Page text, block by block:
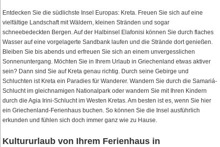
Entdecken Sie die südlichste Insel Europas: Kreta. Freuen Sie sich auf eine
vielfältige Landschaft mit Wäldern, kleinen Stränden und sogar
schneebedeckten Bergen. Auf der Halbinsel Elafonisi können Sie durch flaches
Wasser auf eine vorgelagerte Sandbank laufen und die Strände dort genießen.
Bleiben Sie bis abends und erfreuen Sie sich an einem unvergesslichen
Sonnenuntergang. Möchten Sie in Ihrem Urlaub in Griechenland etwas aktiver
sein? Dann sind Sie auf Kreta genau richtig. Durch seine Gebirge und
Schluchten ist Kreta ein Paradies für Wanderer. Wandern Sie durch die Samariá-
Schlucht im gleichnamigen Nationalpark oder wandern Sie mit Ihren Kindern
durch die Agia Irini-Schlucht im Westen Kretas. Am besten ist es, wenn Sie hier
ein Griechenland-Ferienhaus buchen. So können Sie die Insel ausführlich
erkunden und fühlen sich doch immer ganz wie zu Hause.
Kultururlaub von Ihrem Ferienhaus in